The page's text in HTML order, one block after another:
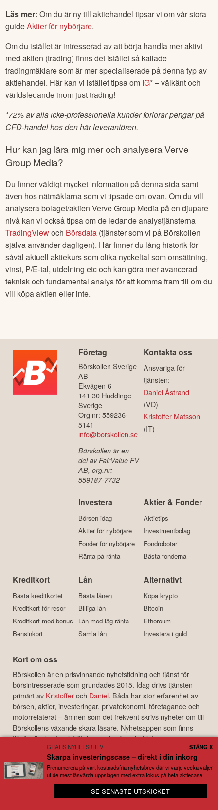
Läs mer: Om du är ny till aktiehandel tipsar vi om vår stora
guideAktier för nybörjare.
Om du istället är intresserad av att börja handla mer aktivt
med aktien (trading) finns det istället så kallade
tradingmäklare som är mer specialiserade på denna typ av
aktiehandel. Här kan vi istället tipsa om IG* – välkänt och
världsledande inom just trading!
*72% av alla icke-professionella kunder förlorar pengar på
CFD-handel hos den här leverantören.
Hur kan jag lära mig mer och analyseraVerve
Group Media?
Du finner väldigt mycket information på denna sida samt
även hos nätmäklarna som vi tipsade om ovan. Om du vill
analysera bolaget/aktienVerve Group Media på en djupare
nivå kan vi också tipsa om de ledande analystjänsterna
TradingViewoch Börsdata (tjänster som vi på Börskollen
själva använder dagligen). Här finner du lång historik för
såväl aktuell aktiekurs som olika nyckeltal som omsättning,
vinst, P/E-tal, utdelning etc och kan göra mer avancerad
teknisk och fundamental analys för att komma fram till om du
vill köpa aktien eller inte.
Företag
Börskollen Sverige
AB
Ekvägen 6
141 30 Huddinge
Sverige
Org.nr: 559236-
5141
info@borskollen.se
Börskollen är en
del av FairValue FV
AB, org.nr:
559187-7732
Kontakta oss
Ansvariga för
tjänsten:
Daniel Åstrand
(VD)
Kristoffer Matsson
(IT)
Investera
Börsen idag
Aktier för nybörjare
Fonder för nybörjare
Ränta på ränta
Aktier & Fonder
Aktietips
Investmentbolag
Fondrobotar
Bästa fonderna
Kreditkort
Bästa kreditkortet
Kreditkort för resor
Kreditkort med bonus
Bensinkort
Lån
Bästa lånen
Billiga lån
Lån med låg ränta
Samla lån
Alternativt
Köpa krypto
Bitcoin
Ethereum
Investera i guld
Kort om oss
Börskollen är en prisvinnande nyhetstidning och tjänst för
börsintresserade som grundades 2015. Idag drivs tjänsten
primärt av Kristofferoch Daniel. Båda har stor erfarenhet av
börsen, aktier, investeringar, privatekonomi, företagande och
motorrelaterat – ämnen som det frekvent skrivs nyheter om till
Börskollens växande skara läsare. Nyhetsappen som finns
tillgänglig, kostnadsfritt, har under åren laddats ner
hundratusentals gånger och med ett användarbetyg som är
bland de bästa i branschen.
Disclaimer
Börskollen Sverige AB ("Börskollen") är inte finansiella rådgivare, står inte under
finansinspektionens tillsyn och ger inga råd till dig. Detta innebär att
⭐ Hundratusentals användare kan inte ha fel?
GRATIS NYHETSBREV
Skarpa investeringscase – direkt i din inkorg
Prenumerera på vårt kostnadsfria nyhetsbrev där vi varje vecka väljer
ut de mest läsvärda uppslagen med extra fokus på heta aktiecase!
SE SENASTE UTSKICKET
STÄNG X